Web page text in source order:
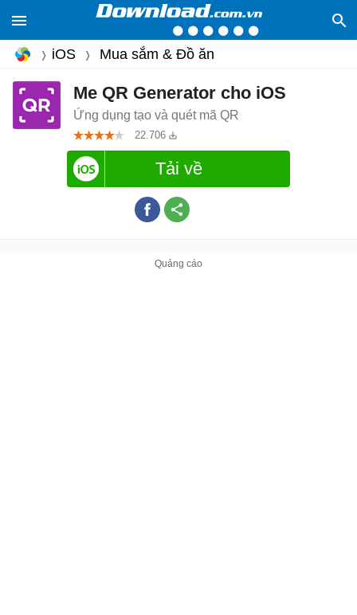
iOS Mua sắm & Đồ ăn
Me QR Generator cho iOS
Ứng dụng tạo và quét mã QR
22.706
Tải về